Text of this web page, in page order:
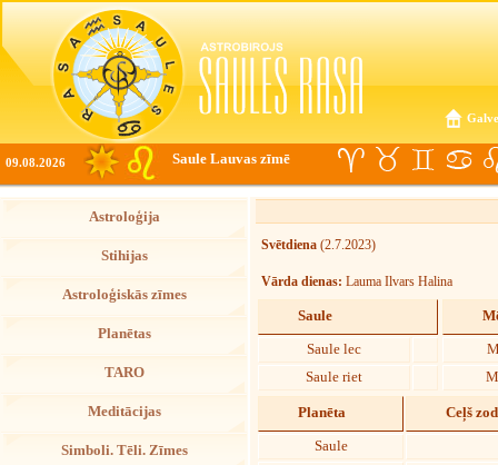
09.08.2026 Saule Lauvas zīmē
Astroloģija
Stihijas
Astroloģiskās zīmes
Planētas
TARO
Meditācijas
Simboli. Tēli. Zīmes
Svētdiena (2.7.2023)
Vārda dienas: Lauma Ilvars Halina
Saule
Saule lec
Saule riet
Planēta Ceļš
Saule